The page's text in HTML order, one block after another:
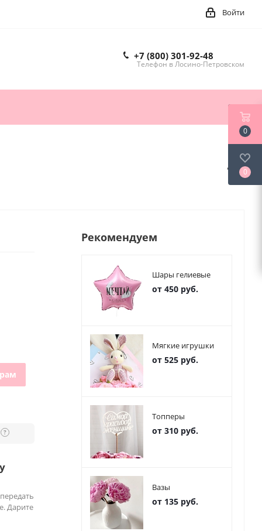
Войти
+7 (800) 301-92-48
Телефон в Лосино-Петровском
?
Дарите
Рекомендуем
Шары гелиевые
от 450 руб.
Мягкие игрушки
от 525 руб.
Топперы
от 310 руб.
Вазы
от 135 руб.
0
0